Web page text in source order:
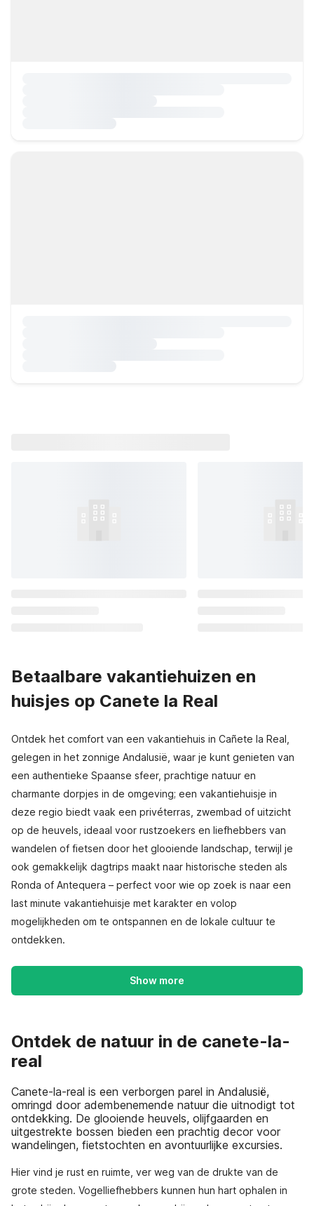
Betaalbare vakantiehuizen en
huisjes op Canete la Real
Ontdek het comfort van een vakantiehuis in Cañete la Real,
gelegen in het zonnige Andalusië, waar je kunt genieten van
een authentieke Spaanse sfeer, prachtige natuur en
charmante dorpjes in de omgeving; een vakantiehuisje in
deze regio biedt vaak een privéterras, zwembad of uitzicht
op de heuvels, ideaal voor rustzoekers en liefhebbers van
wandelen of fietsen door het glooiende landschap, terwijl je
ook gemakkelijk dagtrips maakt naar historische steden als
Ronda of Antequera – perfect voor wie op zoek is naar een
last minute vakantiehuisje met karakter en volop
mogelijkheden om te ontspannen en de lokale cultuur te
ontdekken.
Show more
Ontdek de natuur in de canete-la-
real
Canete-la-real is een verborgen parel in Andalusië,
omringd door adembenemende natuur die uitnodigt tot
ontdekking. De glooiende heuvels, olijfgaarden en
uitgestrekte bossen bieden een prachtig decor voor
wandelingen, fietstochten en avontuurlijke excursies.
Hier vind je rust en ruimte, ver weg van de drukte van de
grote steden. Vogelliefhebbers kunnen hun hart ophalen in